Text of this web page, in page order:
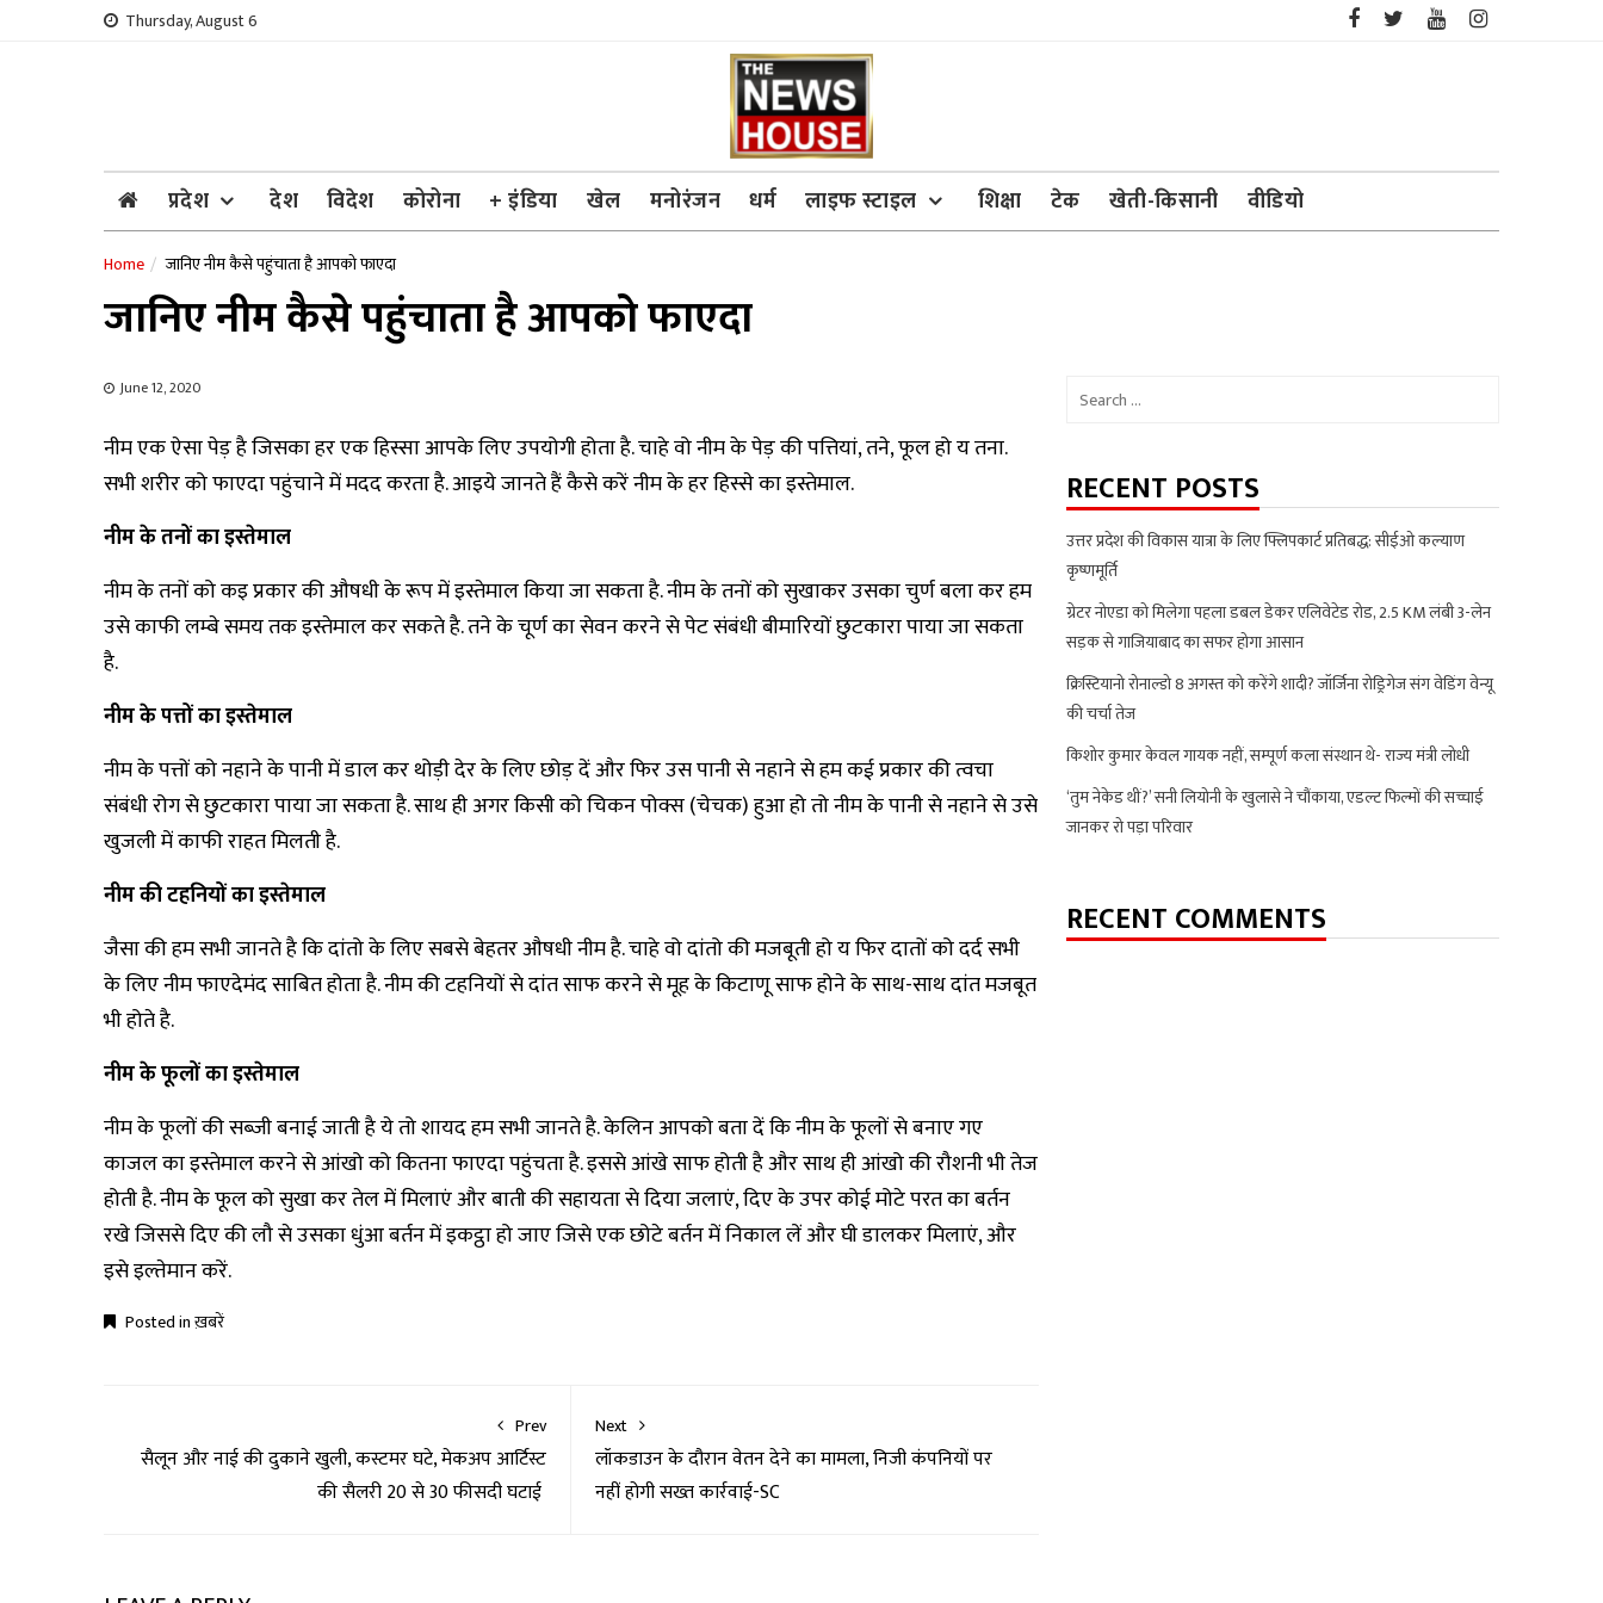
Thursday, August 6
प्रदेश देश विदेश कोरोना + इंडिया खेल मनोरंजन धर्म लाइफ स्टाइल शिक्षा टेक खेती-किसानी वीडियो
Home जानिए नीम कैसे पहुंचाता है आपको फाएदा
जानिए नीम कैसे पहुंचाता है आपको फाएदा
June 12, 2020
नीम एक ऐसा पेड़ है जिसका हर एक हिस्सा आपके लिए उपयोगी होता है. चाहे वो नीम के पेड़ की पत्तियां, तने, फूल हो य तना.
सभी शरीर को फाएदा पहुंचाने में मदद करता है. आइये जानते हैं कैसे करें नीम के हर हिस्से का इस्तेमाल.
नीम के तनों का इस्तेमाल
नीम के तनों को कइ प्रकार की औषधी के रूप में इस्तेमाल किया जा सकता है. नीम के तनों को सुखाकर उसका चुर्ण बला कर हम
उसे काफी लम्बे समय तक इस्तेमाल कर सकते है. तने के चूर्ण का सेवन करने से पेट संबंधी बीमारियों छुटकारा पाया जा सकता
है.
नीम के पत्तों का इस्तेमाल
नीम के पत्तों को नहाने के पानी में डाल कर थोड़ी देर के लिए छोड़ दें और फिर उस पानी से नहाने से हम कई प्रकार की त्वचा
संबंधी रोग से छुटकारा पाया जा सकता है. साथ ही अगर किसी को चिकन पोक्स (चेचक) हुआ हो तो नीम के पानी से नहाने से उसे
खुजली में काफी राहत मिलती है.
नीम की टहनियों का इस्तेमाल
जैसा की हम सभी जानते है कि दांतो के लिए सबसे बेहतर औषधी नीम है. चाहे वो दांतो की मजबूती हो य फिर दातों को दर्द सभी
के लिए नीम फाएदेमंद साबित होता है. नीम की टहनियों से दांत साफ करने से मूह के किटाणू साफ होने के साथ-साथ दांत मजबूत
भी होते है.
नीम के फूलों का इस्तेमाल
नीम के फूलों की सब्जी बनाई जाती है ये तो शायद हम सभी जानते है. केलिन आपको बता दें कि नीम के फूलों से बनाए गए
काजल का इस्तेमाल करने से आंखो को कितना फाएदा पहुंचता है. इससे आंखे साफ होती है और साथ ही आंखो की रौशनी भी तेज
होती है. नीम के फूल को सुखा कर तेल में मिलाएं और बाती की सहायता से दिया जलाएं, दिए के उपर कोई मोटे परत का बर्तन
रखे जिससे दिए की लौ से उसका धुंआ बर्तन में इकट्ठा हो जाए जिसे एक छोटे बर्तन में निकाल लें और घी डालकर मिलाएं, और
इसे इल्तेमान करें.
Posted inख़बरें
Prev
सैलून और नाई की दुकाने खुली, कस्टमर घटे, मेकअप आर्टिस्ट
की सैलरी 20 से 30 फीसदी घटाई
Next
लॉकडाउन के दौरान वेतन देने का मामला, निजी कंपनियों पर
नहीं होगी सख्त कार्रवाई-SC
Search
RECENT POSTS
उत्तर प्रदेश की विकास यात्रा के लिए फ्लिपकार्ट प्रतिबद्ध: सीईओ कल्याण
कृष्णमूर्ति
ग्रेटर नोएडा को मिलेगा पहला डबल डेकर एलिवेटेड रोड, 2.5 KM लंबी 3-लेन
सड़क से गाजियाबाद का सफर होगा आसान
क्रिस्टियानो रोनाल्डो 8 अगस्त को करेंगे शादी? जॉर्जिना रोड्रिगेज संग वेडिंग वेन्यू
की चर्चा तेज
किशोर कुमार केवल गायक नहीं, सम्पूर्ण कला संस्थान थे- राज्य मंत्री लोधी
‘तुम नेकेड थीं?’ सनी लियोनी के खुलासे ने चौंकाया, एडल्ट फिल्मों की सच्चाई
जानकर रो पड़ा परिवार
RECENT COMMENTS